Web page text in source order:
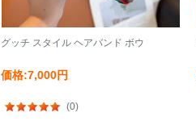
グッチ スタイル ヘアバンド ボウ
価格:7,000円
(0)